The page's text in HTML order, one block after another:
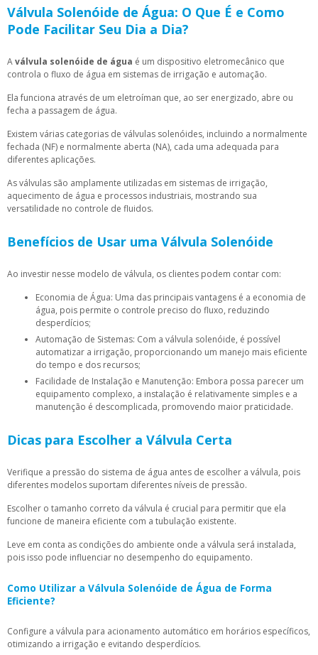
Válvula Solenóide de Água: O Que É e Como
Pode Facilitar Seu Dia a Dia?
Aválvula solenóide de água é um dispositivo eletromecânico que
controla o fluxo de água em sistemas de irrigação e automação.
Ela funciona através de um eletroíman que, ao ser energizado, abre ou
fecha a passagem de água.
Existem várias categorias de válvulas solenóides, incluindo a normalmente
fechada (NF) e normalmente aberta (NA), cada uma adequada para
diferentes aplicações.
As válvulas são amplamente utilizadas em sistemas de irrigação,
aquecimento de água e processos industriais, mostrando sua
versatilidade no controle de fluidos.
Benefícios de Usar uma Válvula Solenóide
Ao investir nesse modelo de válvula, os clientes podem contar com:
Economia de Água: Uma das principais vantagens é a economia de
água, pois permite o controle preciso do fluxo, reduzindo
desperdícios;
Automação de Sistemas: Com a válvula solenóide, é possível
automatizar a irrigação, proporcionando um manejo mais eficiente
do tempo e dos recursos;
Facilidade de Instalação e Manutenção: Embora possa parecer um
equipamento complexo, a instalação é relativamente simples e a
manutenção é descomplicada, promovendo maior praticidade.
Dicas para Escolher a Válvula Certa
Verifique a pressão do sistema de água antes de escolher a válvula, pois
diferentes modelos suportam diferentes níveis de pressão.
Escolher o tamanho correto da válvula é crucial para permitir que ela
funcione de maneira eficiente com a tubulação existente.
Leve em conta as condições do ambiente onde a válvula será instalada,
pois isso pode influenciar no desempenho do equipamento.
Como Utilizar a Válvula Solenóide de Água de Forma
Eficiente?
Configure a válvula para acionamento automático em horários específicos,
otimizando a irrigação e evitando desperdícios.